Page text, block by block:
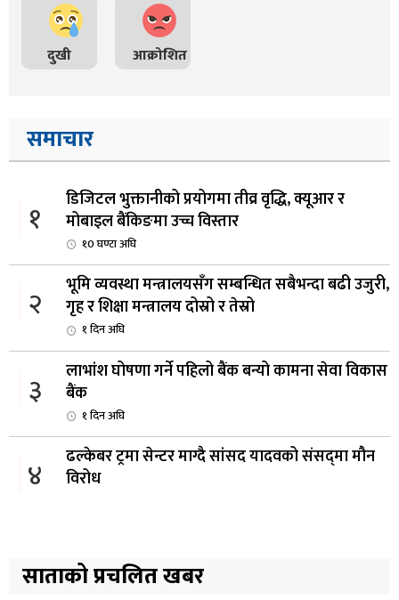
दुखी आक्रोशित
समाचार
१
डिजिटल भुक्तानीको प्रयोगमा तीव्र वृद्धि, क्यूआर र
मोबाइल बैंकिङमा उच्च विस्तार
१0 घण्टा अघि
२
भूमि व्यवस्था मन्त्रालयसँग सम्बन्धित सबैभन्दा बढी उजुरी,
गृह र शिक्षा मन्त्रालय दोस्रो र तेस्रो
१ दिन अघि
३
लाभांश घोषणा गर्ने पहिलो बैंक बन्यो कामना सेवा विकास
बैंक
१ दिन अघि
४
ढल्केबर ट्रमा सेन्टर माग्दै सांसद यादवको संसद्‌मा मौन
विरोध
५
बजेट शेखरद्धारा लिन अस्वीकार
२ दिन अघि
साताको प्रचलित खबर